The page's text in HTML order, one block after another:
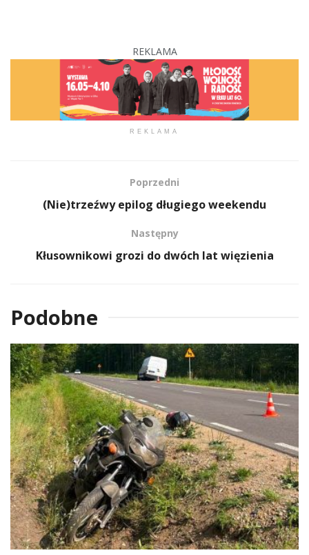
REKLAMA
REKLAMA
Poprzedni
(Nie)trzeźwy epilog długiego weekendu
Następny
Kłusownikowi grozi do dwóch lat więzienia
Podobne